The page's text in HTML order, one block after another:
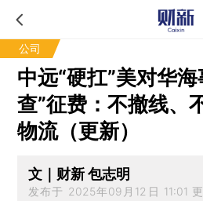
公司
中远“硬扛”美对华
查”征费：不撤线、
物流（更新）
文｜财新 包志明
发布于 2025年09月12日 11:01